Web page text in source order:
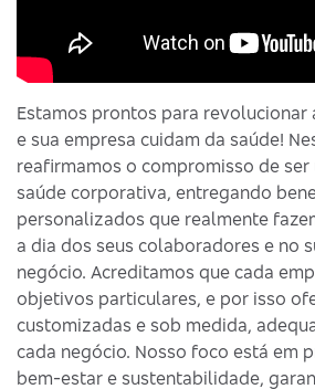
Estamos prontos para revolucionar
e sua empresa cuidam da saúde!
reafirmamos o compromisso de ser
saúde corporativa, entregando
personalizados que realmente
a dia dos seus colaboradores e no
negócio. Acreditamos que cada
objetivos particulares, e por isso
customizadas e sob medida,
cada negócio. Nosso foco está em
bem-estar e sustentabilidade,